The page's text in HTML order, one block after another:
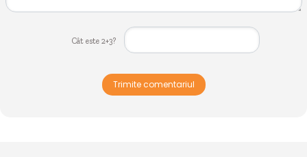
Cât este 2+3?
Trimite comentariul